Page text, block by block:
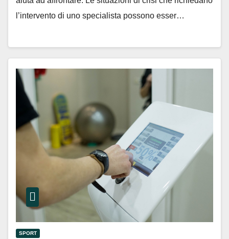
l’intervento di uno specialista possono esser…
SPORT